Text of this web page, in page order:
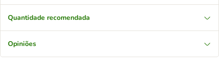
Quantidade recomendada
Opiniões